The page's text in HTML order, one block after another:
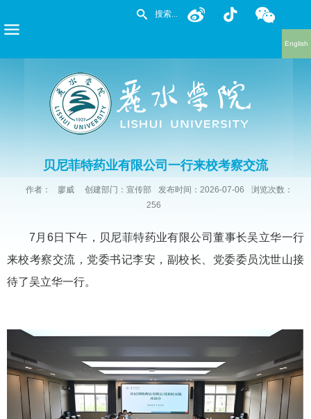
English
贝尼菲特药业有限公司一行来校考察交流
作者： 廖威 创建部门：宣传部 发布时间：2026-07-06
浏览次数：
256
7月6日下午，贝尼菲特药业有限公司董事长吴立华一行
来校考察交流，党委书记李安，副校长、党委委员沈世山接
待了吴立华一行。